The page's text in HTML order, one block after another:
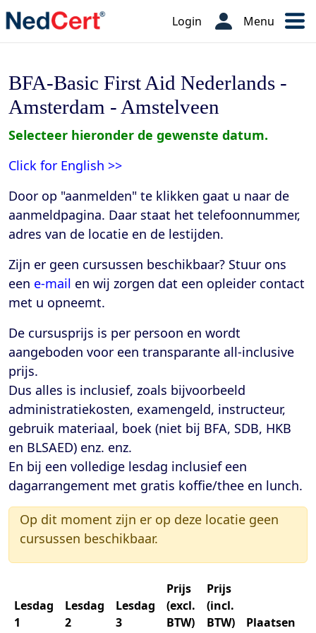
Login Menu
BFA-Basic First Aid Nederlands -
Amsterdam - Amstelveen
Selecteer hieronder de gewenste datum.
Click for English >>
Door op "aanmelden" te klikken gaat u naar de
aanmeldpagina. Daar staat het telefoonnummer,
adres van de locatie en de lestijden.
Zijn er geen cursussen beschikbaar? Stuur ons
een e-mail en wij zorgen dat een opleider contact
met u opneemt.
De cursusprijs is per persoon en wordt
aangeboden voor een transparante all-inclusive
prijs.
Dus alles is inclusief, zoals bijvoorbeeld
administratiekosten, examengeld, instructeur,
gebruik materiaal, boek (niet bij BFA, SDB, HKB
en BLSAED) enz. enz.
En bij een volledige lesdag inclusief een
dagarrangement met gratis koffie/thee en lunch.
Op dit moment zijn er op deze locatie geen
cursussen beschikbaar.
Lesdag
1
Lesdag
2
Lesdag
3
Prijs
(excl.
BTW)
Prijs
(incl.
BTW)
Plaatsen